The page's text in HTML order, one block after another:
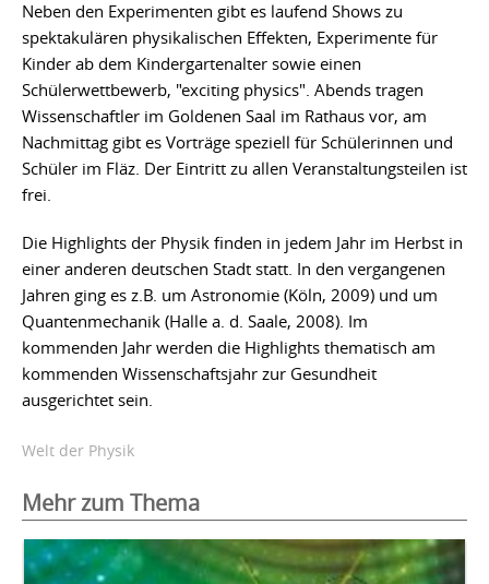
Neben den Experimenten gibt es laufend Shows zu
spektakulären physikalischen Effekten, Experimente für
Kinder ab dem Kindergartenalter sowie einen
Schülerwettbewerb, "exciting physics". Abends tragen
Wissenschaftler im Goldenen Saal im Rathaus vor, am
Nachmittag gibt es Vorträge speziell für Schülerinnen und
Schüler im Fläz. Der Eintritt zu allen Veranstaltungsteilen ist
frei.
Die Highlights der Physik finden in jedem Jahr im Herbst in
einer anderen deutschen Stadt statt. In den vergangenen
Jahren ging es z.B. um Astronomie (Köln, 2009) und um
Quantenmechanik (Halle a. d. Saale, 2008). Im
kommenden Jahr werden die Highlights thematisch am
kommenden Wissenschaftsjahr zur Gesundheit
ausgerichtet sein.
Welt der Physik
Mehr zum Thema